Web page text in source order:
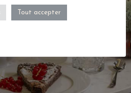
Tout accepter